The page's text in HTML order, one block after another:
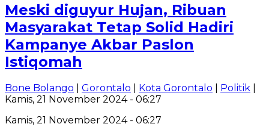
Meski diguyur Hujan, Ribuan
Masyarakat Tetap Solid Hadiri
Kampanye Akbar Paslon
Istiqomah
Bone Bolango Gorontalo Kota Gorontalo Politik
Kamis, 21 November 2024 - 06:27
Kamis, 21 November 2024 - 06:27